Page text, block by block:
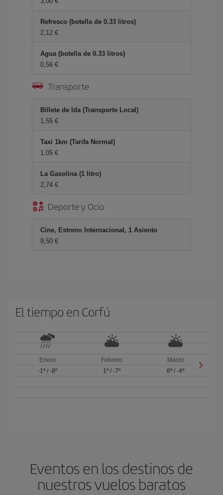
Refresco (botella de 0.33 litros)
2,12 €
Agua (botella de 0.33 litros)
0,56 €
Transporte
Billete de Ida (Transporte Local)
1,55 €
Taxi 1km (Tarifa Normal)
1,05 €
La Gasolina (1 litro)
2,74 €
Deporte y Ocio
Cine, Estreno Internacional, 1 Asiento
9,50 €
El tiempo en Corfú
Enero
-1º/ -8º
Febrero
1º/ -7º
Marzo
6º /-4º
Eventos en los destinos de
nuestros vuelos baratos